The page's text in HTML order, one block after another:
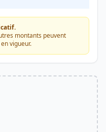
montants peuvent
vigueur.